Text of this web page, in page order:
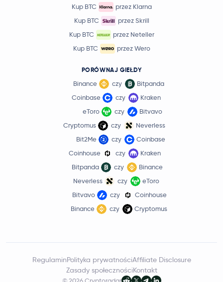
Kup BTC
przez Klarna
Kup BTC
przez Skrill
Kup BTC
przez Neteller
Kup BTC
przez Wero
PORÓWNAJ GIEŁDY
Binance czy
Bitpanda
Coinbase
czy
Kraken
eToro
czy
Bitvavo
Cryptomus
czy
Neverless
Bit2Me
czy
Coinbase
Coinhouse
czy
Kraken
Bitpanda
czy
Binance
Neverless
czy
eToro
Bitvavo
czy
Coinhouse
Binance
czy Cryptomus
RegulaminPolityka prywatnościAffiliate Disclosure
Zasady społecznościKontakt